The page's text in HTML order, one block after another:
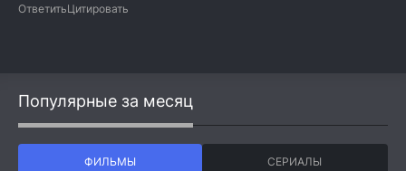
ОтветитьЦитировать
Популярные за месяц
ФИЛЬМЫ СЕРИАЛЫ